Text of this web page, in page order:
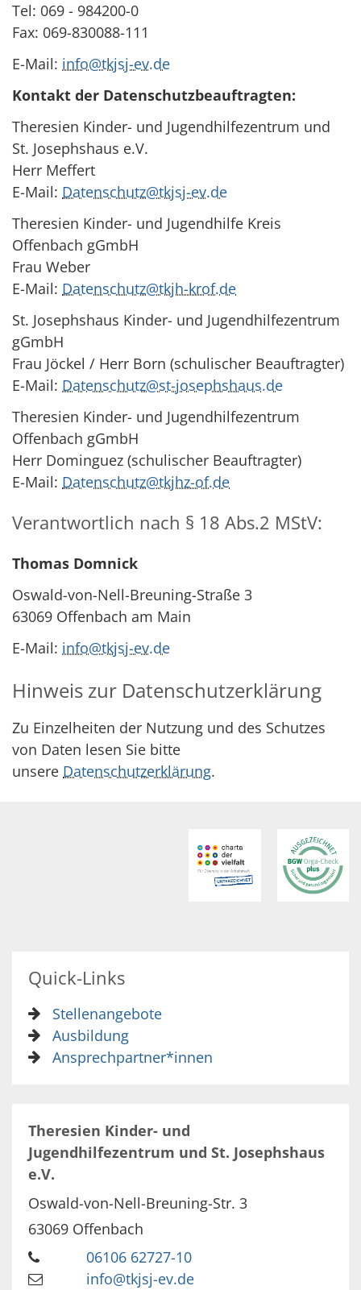
Tel: 069 - 984200-0
Fax: 069-830088-111
E-Mail: info@tkjsj-ev.de
Kontakt der Datenschutzbeauftragten:
Theresien Kinder- und Jugendhilfezentrum und
St. Josephshaus e.V.
Herr Meffert
E-Mail: Datenschutz@tkjsj-ev.de
Theresien Kinder- und Jugendhilfe Kreis
Offenbach gGmbH
Frau Weber
E-Mail: Datenschutz@tkjh-krof.de
St. Josephshaus Kinder- und Jugendhilfezentrum
gGmbH
Frau Jöckel / Herr Born (schulischer Beauftragter)
E-Mail: Datenschutz@st-josephshaus.de
Theresien Kinder- und Jugendhilfezentrum
Offenbach gGmbH
Herr Dominguez (schulischer Beauftragter)
E-Mail: Datenschutz@tkjhz-of.de
Verantwortlich nach § 18 Abs.2 MStV:
Thomas Domnick
Oswald-von-Nell-Breuning-Straße 3
63069 Offenbach am Main
E-Mail: info@tkjsj-ev.de
Hinweis zur Datenschutzerklärung
Zu Einzelheiten der Nutzung und des Schutzes
von Daten lesen Sie bitte
unsere Datenschutzerklärung.
Quick-Links
Stellenangebote
Ausbildung
Ansprechpartner*innen
Theresien Kinder- und
Jugendhilfezentrum und St. Josephshaus
e.V.
Oswald-von-Nell-Breuning-Str. 3
63069 Offenbach
06106 62727-10
info@tkjsj-ev.de